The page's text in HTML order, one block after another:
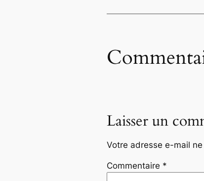
Laisser un
Votre adresse e-mail
Commentaire *